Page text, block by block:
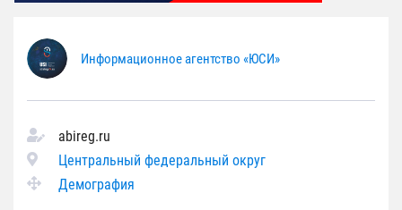
Информационное агентство «ЮСИ»
abireg.ru
Центральный федеральный округ
Демография